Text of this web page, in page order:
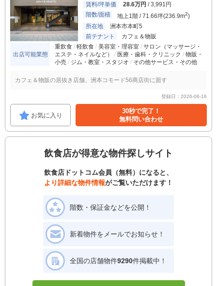
賃料/坪単価
28.6万円 / 3,991円
階数/面積
地上1階 / 71.66坪(236.9m2)
所在地
洲本市本町5
前テナント
カフェ＆物販
出店可能業態
重飲食 軽飲食 美容室・理容室
サロン（マッサージ・
エステ・ネイルなど）
医療・歯科・クリニック
物販・
小売
ジム・教室・スタジオ その他サービス・その他
カフェ＆物販の居抜き店舗、洲本コモード56商店街に面す
登録日：2026-06-16
お気に入り
30秒で完了！
無料問い合わせ
飲食店が得意な物件探しサイト
飲食店ドットコム会員（無料）になると、
より詳細な物件情報がご覧いただけます！
階数・保証金などを公開！
新着物件をメールでお知らせ！
全国の店舗物件9290件掲載中！